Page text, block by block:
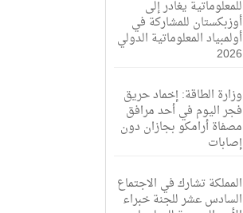
للمعلوماتية يغادر إلى
أوزبكستان للمشاركة في
أولمبياد المعلوماتية الدولي
2026
وزارة الطاقة: إخماد حريق
فجر اليوم في أحد مرافق
مصفاة أرامكو بجازان دون
إصابات
المملكة تشارك في الاجتماع
السادس عشر للجنة خبراء